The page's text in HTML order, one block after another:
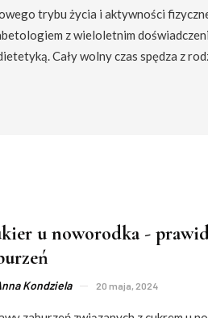
trybu życia i aktywności
z wieloletnim
Cały wolny czas spędza z
u noworodka -
Kondziela 20 maja, 2024